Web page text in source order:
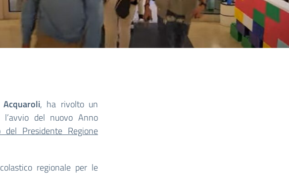
Acquaroli, ha rivolto un
del nuovo Anno
del Presidente Regione
regionale per le